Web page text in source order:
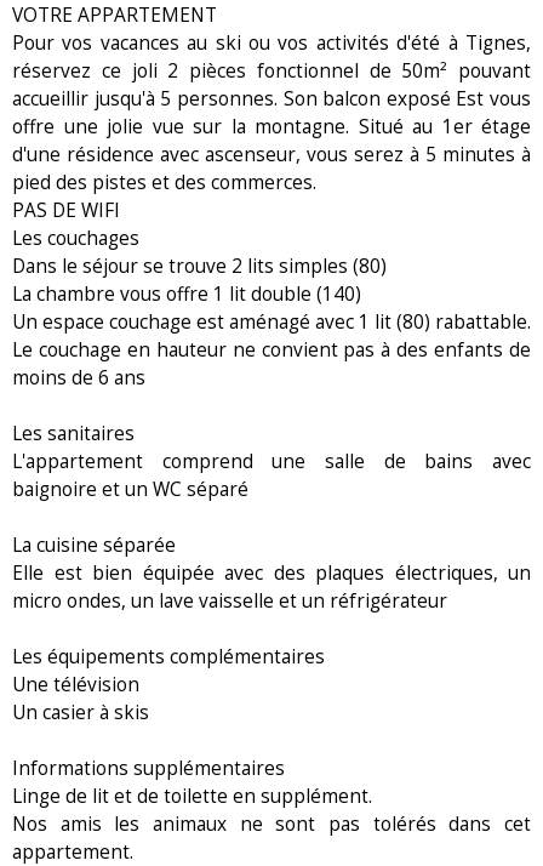
VOTRE APPARTEMENT
Pour vos vacances au ski ou vos activités d'été à Tignes,
réservez ce joli 2 pièces fonctionnel de 50m² pouvant
accueillir jusqu'à 5 personnes. Son balcon exposé Est vous
offre une jolie vue sur la montagne. Situé au 1er étage
d'une résidence avec ascenseur, vous serez à 5 minutes à
pied des pistes et des commerces.
PAS DE WIFI
Les couchages
Dans le séjour se trouve 2 lits simples (80)
La chambre vous offre 1 lit double (140)
Un espace couchage est aménagé avec 1 lit (80) rabattable.
Le couchage en hauteur ne convient pas à des enfants de
moins de 6 ans
Les sanitaires
L'appartement comprend une salle de bains avec
baignoire et un WC séparé
La cuisine séparée
Elle est bien équipée avec des plaques électriques, un
micro ondes, un lave vaisselle et un réfrigérateur
Les équipements complémentaires
Une télévision
Un casier à skis
Informations supplémentaires
Linge de lit et de toilette en supplément.
Nos amis les animaux ne sont pas tolérés dans cet
appartement.